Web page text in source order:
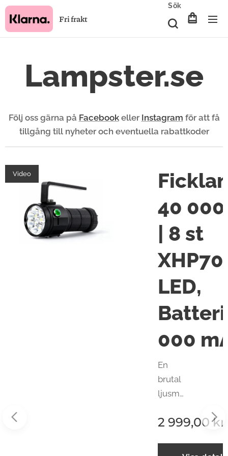
Fri frakt
Sök
Lampster.se
Följ oss gärna på Facebookeller Instagram för att få
tillgång till nyheter och eventuella rabattkoder
| Lyser
meter –
Video
40
| 8 st
LED,
Batteri
000
En
brutal
ljusma
dig
2 999,00kr